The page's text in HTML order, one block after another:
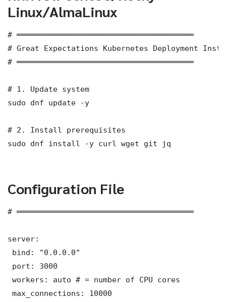
Linux/AlmaLinux
# ═══════════════════════════════════════
# Great Expectations Kubernetes Deployment
# ═══════════════════════════════════════
# 1. Update system
sudo dnf update -y
# 2. Install prerequisites
sudo dnf install -y curl wget git jq
Configuration File
# ═══════════════════════════════════════
server:
bind: "0.0.0.0"
port: 3000
workers: auto # = number of CPU cores
max_connections: 10000